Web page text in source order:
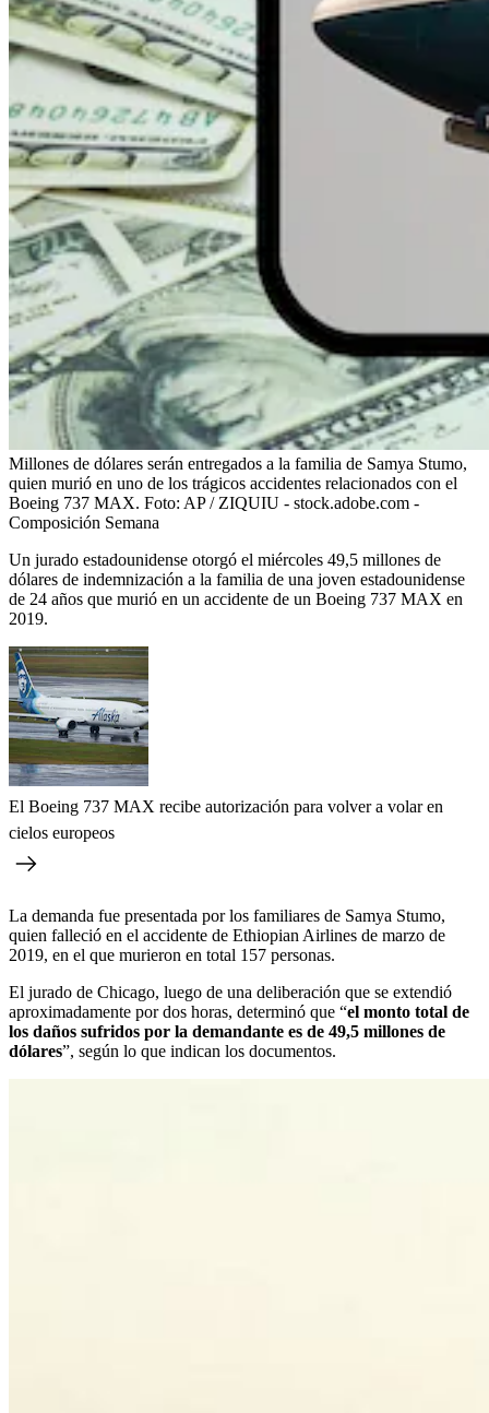
Millones de dólares serán entregados a la familia de Samya Stumo,
quien murió en uno de los trágicos accidentes relacionados con el
Boeing 737 MAX. Foto: AP / ZIQUIU - stock.adobe.com -
Composición Semana
Un jurado estadounidense otorgó el miércoles 49,5 millones de
dólares de indemnización a la familia de una joven estadounidense
de 24 años que murió en un accidente de un Boeing 737 MAX en
2019.
El Boeing 737 MAX recibe autorización para volver a volar en
cielos europeos
La demanda fue presentada por los familiares de Samya Stumo,
quien falleció en el accidente de Ethiopian Airlines de marzo de
2019, en el que murieron en total 157 personas.
El jurado de Chicago, luego de una deliberación que se extendió
aproximadamente por dos horas, determinó que “el monto total de
los daños sufridos por la demandante es de 49,5 millones de
dólares”, según lo que indican los documentos.